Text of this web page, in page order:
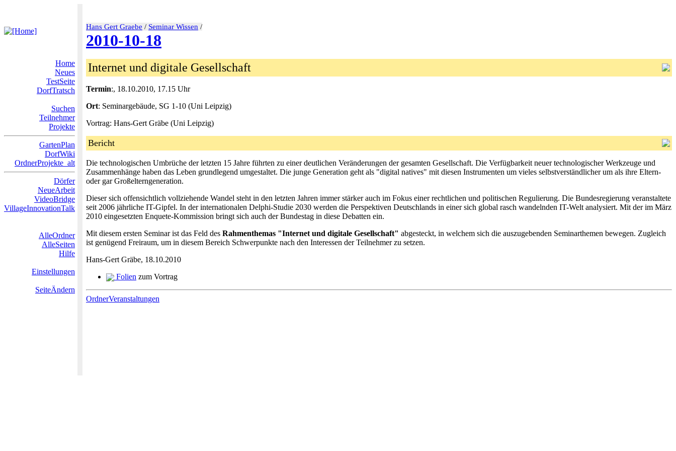
Hans Gert Graebe / Seminar Wissen /
2010-10-18
Home
Neues
TestSeite
DorfTratsch
Suchen
Teilnehmer
Projekte
GartenPlan
DorfWiki
OrdnerProjekte_alt
Dörfer
NeueArbeit
VideoBridge
VillageInnovationTalk
AlleOrdner
AlleSeiten
Hilfe
Einstellungen
SeiteÄndern
Internet und digitale Gesellschaft
Termin:, 18.10.2010, 17.15 Uhr
Ort: Seminargebäude, SG 1-10 (Uni Leipzig)
Vortrag: Hans-Gert Gräbe (Uni Leipzig)
Bericht
Die technologischen Umbrüche der letzten 15 Jahre führten zu einer deutlichen Veränderungen der gesamten Gesellschaft. Die Verfügbarkeit neuer technologischer Werkzeuge und
Zusammenhänge haben das Leben grundlegend umgestaltet. Die junge Generation geht als "digital natives" mit diesen Instrumenten um vieles selbstverständlicher um als ihre Eltern-
oder gar Großelterngeneration.
Dieser sich offensichtlich vollziehende Wandel steht in den letzten Jahren immer stärker auch im Fokus einer rechtlichen und politischen Regulierung. Die Bundesregierung veranstaltete
seit 2006 jährliche IT-Gipfel. In der internationalen Delphi-Studie 2030 werden die Perspektiven Deutschlands in einer sich global rasch wandelnden IT-Welt analysiert. Mit der im März
2010 eingesetzten Enquete-Kommission bringt sich auch der Bundestag in diese Debatten ein.
Mit diesem ersten Seminar ist das Feld des Rahmenthemas "Internet und digitale Gesellschaft" abgesteckt, in welchem sich die auszugebenden Seminarthemen bewegen. Zugleich
ist genügend Freiraum, um in diesem Bereich Schwerpunkte nach den Interessen der Teilnehmer zu setzen.
Hans-Gert Gräbe, 18.10.2010
Folien zum Vortrag
OrdnerVeranstaltungen